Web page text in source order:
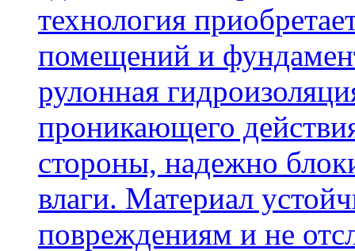
технология
помещений и
рулонная
проникающего
стороны, надежно
влаги. Материал
повреждениям и не